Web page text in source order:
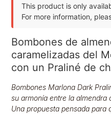
This product is only
For more information,
Bombones de
caramelizadas del
con un Praliné de
Bombones Marlona Dark
su armonía entre la
Una propuesta pensada para